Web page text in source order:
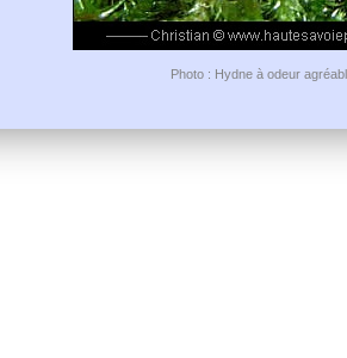
Photo : Hydne à odeur